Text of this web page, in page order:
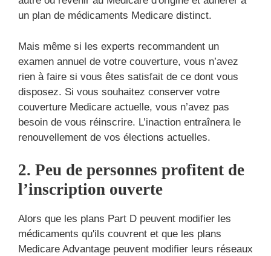
un plan de médicaments Medicare distinct.
Mais même si les experts recommandent un
examen annuel de votre couverture, vous n’avez
rien à faire si vous êtes satisfait de ce dont vous
disposez. Si vous souhaitez conserver votre
couverture Medicare actuelle, vous n’avez pas
besoin de vous réinscrire. L’inaction entraînera le
renouvellement de vos élections actuelles.
2. Peu de personnes profitent de
l’inscription ouverte
Alors que les plans Part D peuvent modifier les
médicaments qu'ils couvrent et que les plans
Medicare Advantage peuvent modifier leurs réseaux